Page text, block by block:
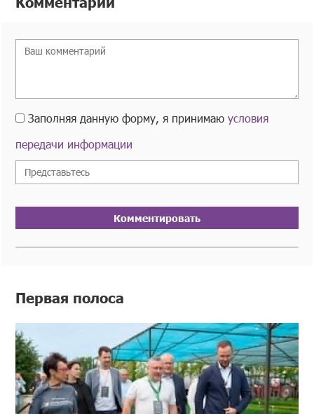
Заполняя данную форму, я принимаюусловия
передачи информации
Комментировать
Первая полоса